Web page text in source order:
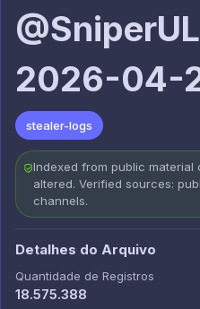
2026-04-
stealer-logs
Indexed from public material
altered. Verified sources:
channels.
Detalhes do Arquivo
Quantidade de Registros
18.575.388